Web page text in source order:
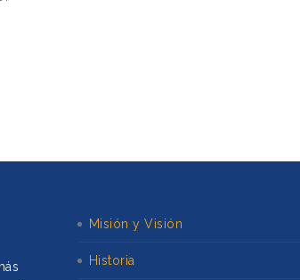
Misión y Visión
Historia